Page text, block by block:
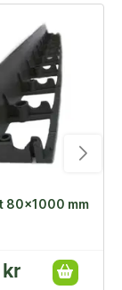
80x1000 mm